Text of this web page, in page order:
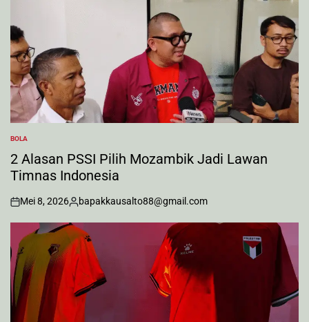
POSTED
IN
BOLA
2 Alasan PSSI Pilih Mozambik Jadi Lawan
Timnas Indonesia
on
Mei 8, 2026
Posted
by
bapakkausalto88@gmail.com